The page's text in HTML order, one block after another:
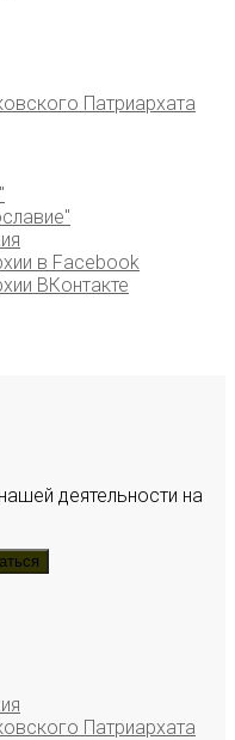
Патриархата
в Facebook
ВКонтакте
деятельности на
Патриархата